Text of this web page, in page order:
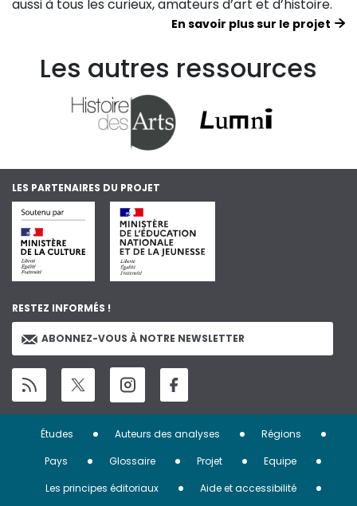
aussi à tous les curieux, amateurs d’art et d’histoire.
En savoir plus sur le projet
Les autres ressources
LES PARTENAIRES DU PROJET
RESTEZ INFORMÉS !
ABONNEZ-VOUS À NOTRE NEWSLETTER
Menu
Pied
Études Auteurs des analyses
Régions
Pays
Glossaire Projet
Equipe
Les principes éditoriaux
Aide et accessibilité